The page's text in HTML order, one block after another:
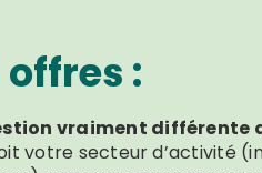
:
vraiment
votre secteur d’activité